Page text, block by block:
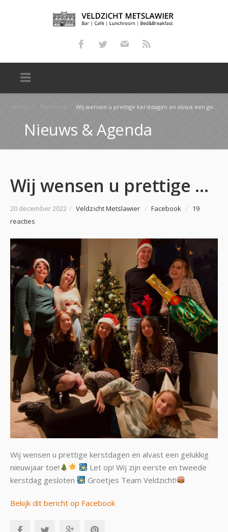
Home Facebook Wij wensen u prettige kerstdagen en alvast een gelukkig nieuwjaar toe! Let op! Wij zijn eerste en t…
Nieuws & Agenda
Wij wensen u prettige kerstdagen en alvast een gelukkig nieuwjaar toe! Let op! Wij zijn eerste en t…
20 december 2022 / Veldzicht Metslawier / Facebook /
19
reacties
Wij wensen u prettige kerstdagen en alvast een gelukkig
nieuwjaar toe!
Let op! Wij zijn eerste en tweede
kerstdag gesloten
Groetjes Team Veldzicht!
Bekijk dit bericht op Facebook